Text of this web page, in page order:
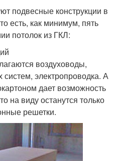
подвесные конструкции в
есть, как минимум, пять
потолок из ГКЛ:
воздуховоды,
электропроводка. А
дает возможность
на виду останутся только
решетки.